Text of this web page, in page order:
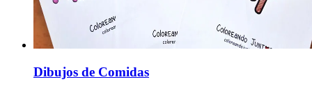
Dibujos de Comidas